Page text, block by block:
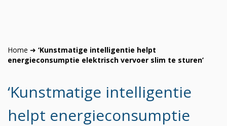
Home ➜ ‘Kunstmatige intelligentie helpt
energieconsumptie elektrisch vervoer slim te sturen’
‘Kunstmatige intelligentie
helpt energieconsumptie